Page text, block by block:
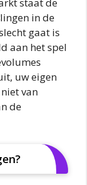
staat de
in de
gaat is
aan het spel
uw eigen
van
de